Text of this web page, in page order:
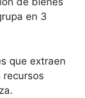
en 3
que extraen